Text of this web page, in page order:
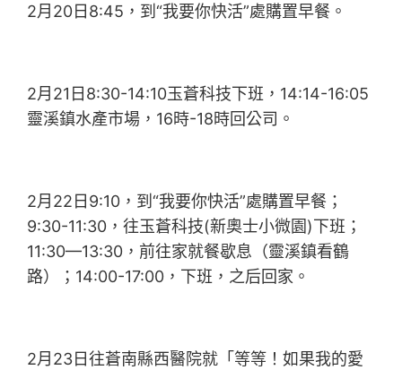
2月20日8:45，到“我要你快活”處購置早餐。
2月21日8:30-14:10玉蒼科技下班，14:14-16:05
靈溪鎮水產市場，16時-18時回公司。
2月22日9:10，到“我要你快活”處購置早餐；
9:30-11:30，往玉蒼科技(新奧士小微園)下班；
11:30—13:30，前往家就餐歇息（靈溪鎮看鶴
路）；14:00-17:00，下班，之后回家。
2月23日往蒼南縣西醫院就「等等！如果我的愛